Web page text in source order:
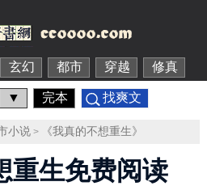
玄幻 都市 穿越 修真
▼ 完本 找爽文
小说> 《我真的不想重生》
重生免费阅读